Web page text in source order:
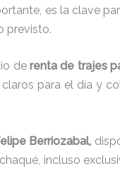
es la clave
previsto.
de renta de trajes
para el día y
Berriozabal,
incluso